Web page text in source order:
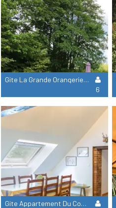
Gite La Grande Orangerie - 3 Chambres + 1 Salle De Bain
6
Gite Appartement Du Commun - 3 Chambres + 1 Salle De Bain